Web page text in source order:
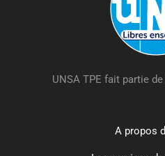
UNSA TPE fait partie
A propos